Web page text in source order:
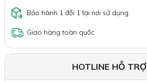
Bảo hành 1 đổi 1 tại nơi sử dụng
Giao hàng toàn quốc
HOTLINE HỖ TRỢ